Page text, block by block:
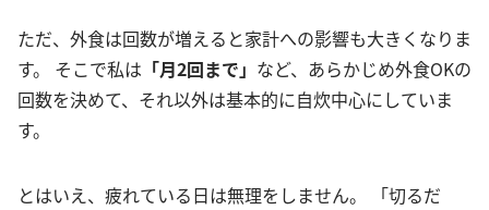
ただ、外食は回数が増えると家計への影響も大きくなりま
す。 そこで私は 「月2回まで」 など、あらかじめ外食OKの
回数を決めて、それ以外は基本的に自炊中心にしていま
す。
とはいえ、疲れている日は無理をしません。 「切るだ